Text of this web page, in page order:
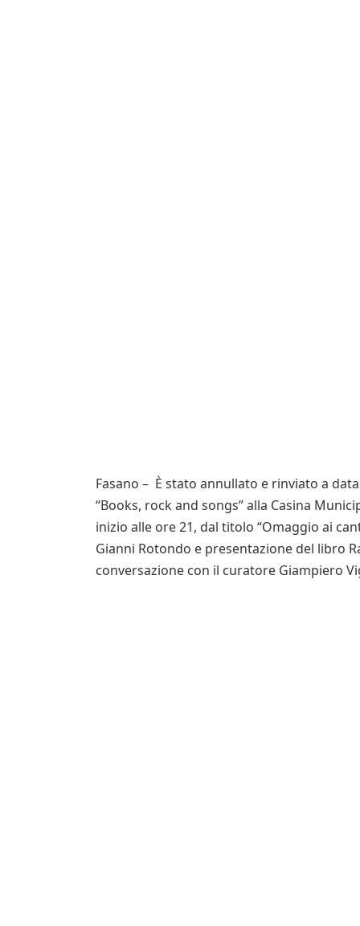
Fasano – È stato annullato e rinviato a
“Books, rock and songs” alla Casina
inizio alle ore 21, dal titolo “Omaggio ai
Gianni Rotondo e presentazione del libro
conversazione con il curatore Giampiero